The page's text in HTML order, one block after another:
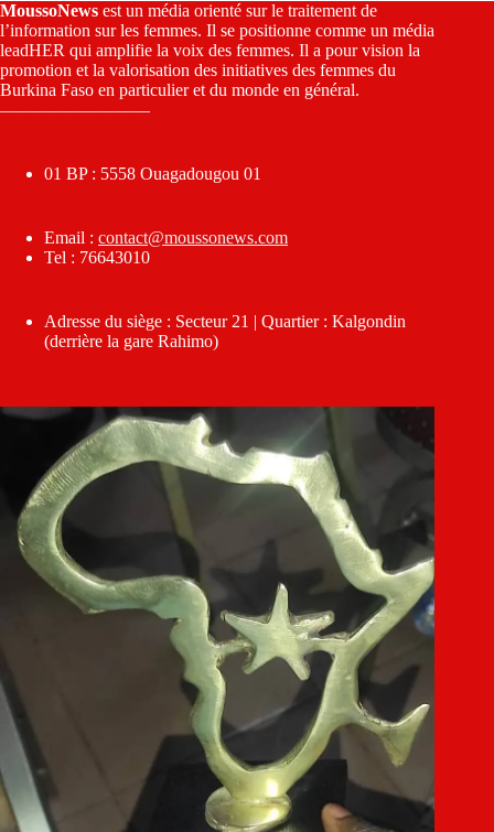
MoussoNews est un média orienté sur le traitement de
l’information sur les femmes. Il se positionne comme un média
leadHER qui amplifie la voix des femmes. Il a pour vision la
promotion et la valorisation des initiatives des femmes du
Burkina Faso en particulier et du monde en général.
————————–
01 BP : 5558 Ouagadougou 01
Email : contact@moussonews.com
Tel : 76643010
Adresse du siège : Secteur 21 | Quartier : Kalgondin
(derrière la gare Rahimo)